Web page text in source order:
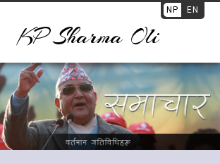
NP EN
KP Sharma Oli